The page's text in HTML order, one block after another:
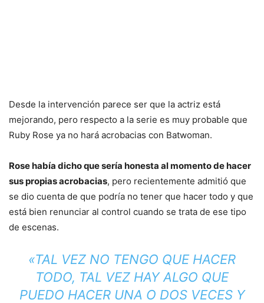
Desde la intervención parece ser que la actriz está
mejorando, pero respecto a la serie es muy probable que
Ruby Rose ya no hará acrobacias con Batwoman.
Rose había dicho que sería honesta al momento de hacer
sus propias acrobacias, pero recientemente admitió que
se dio cuenta de que podría no tener que hacer todo y que
está bien renunciar al control cuando se trata de ese tipo
de escenas.
«TAL VEZ NO TENGO QUE HACER
TODO, TAL VEZ HAY ALGO QUE
PUEDO HACER UNA O DOS VECES Y